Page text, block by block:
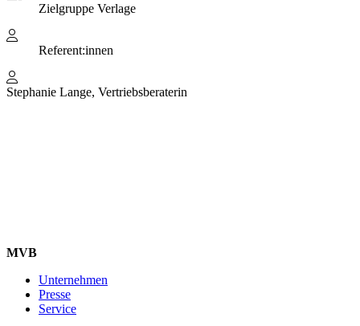
Zielgruppe Verlage
Referent:innen
Stephanie Lange, Vertriebsberaterin
MVB
Unternehmen
Presse
Service